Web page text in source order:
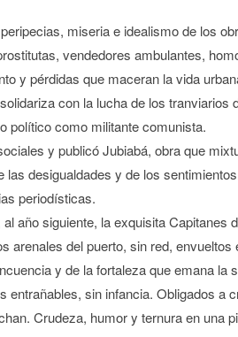
miseria e idealismo de los
vendedores ambulantes,
y pérdidas que maceran la vida
con la lucha de los tranviarios
político como militante comunista.
y publicó Jubiabá, obra que
desigualdades y de los
periodísticas.
año siguiente, la exquisita Capitanes
arenales del puerto, sin red, envueltos
y de la fortaleza que emana la
entrañables, sin infancia. Obligados a
Crudeza, humor y ternura en una